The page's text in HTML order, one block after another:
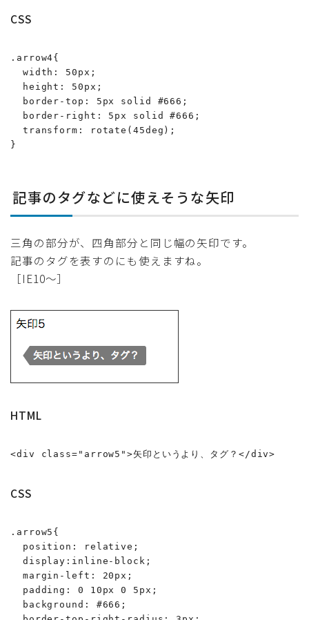
CSS
.arrow4{
  width: 50px;
  height: 50px;
  border-top: 5px solid #666;
  border-right: 5px solid #666;
  transform: rotate(45deg);
}
記事のタグなどに使えそうな矢印
三角の部分が、四角部分と同じ幅の矢印です。
記事のタグを表すのにも使えますね。
［IE10〜］
HTML
<div class="arrow5">矢印というより、タグ？</div>
CSS
.arrow5{
  position: relative;
  display:inline-block;
  margin-left: 20px;
  padding: 0 10px 0 5px;
  background: #666;